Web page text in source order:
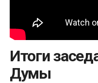
Итоги
Думы